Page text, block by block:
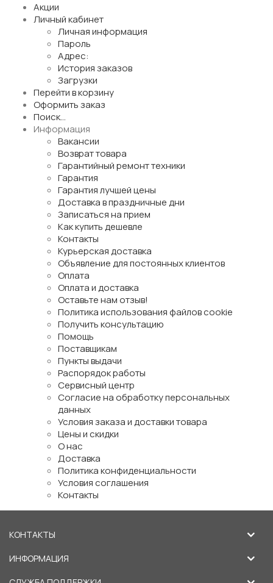
Акции
Личный кабинет
Личная информация
Пароль
Адрес:
История заказов
Загрузки
Перейти в корзину
Оформить заказ
Поиск...
Информация
Вакансии
Возврат товара
Гарантийный ремонт техники
Гарантия
Гарантия лучшей цены
Доставка в праздничные дни
Записаться на прием
Как купить дешевле
Контакты
Курьерская доставка
Объявление для постоянных клиентов
Оплата
Оплата и доставка
Оставьте нам отзыв!
Политика использования файлов cookie
Получить консультацию
Помощь
Поставщикам
Пункты выдачи
Распорядок работы
Сервисный центр
Согласие на обработку персональных
данных
Условия заказа и доставки товара
Цены и скидки
О нас
Доставка
Политика конфиденциальности
Условия соглашения
Контакты
КОНТАКТЫ
ИНФОРМАЦИЯ